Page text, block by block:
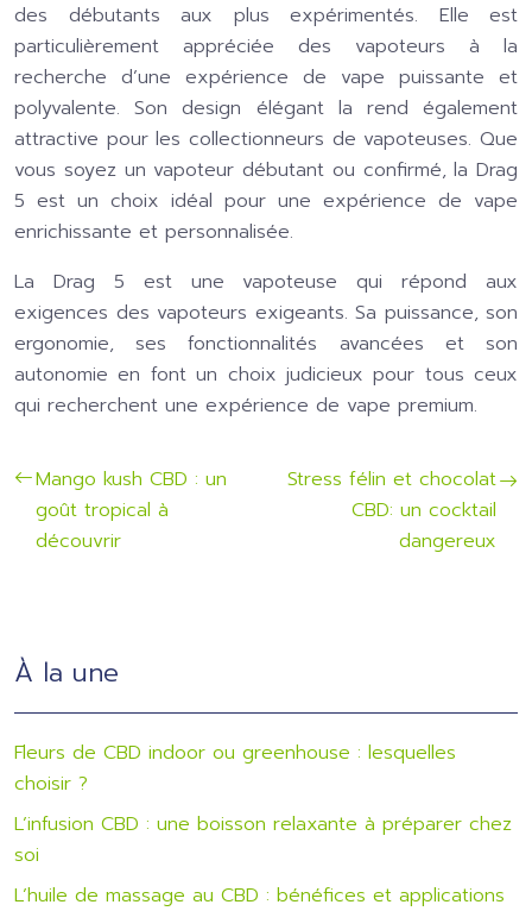
des débutants aux plus expérimentés. Elle est
particulièrement appréciée des vapoteurs à la
recherche d’une expérience de vape puissante et
polyvalente. Son design élégant la rend également
attractive pour les collectionneurs de vapoteuses. Que
vous soyez un vapoteur débutant ou confirmé, la Drag
5 est un choix idéal pour une expérience de vape
enrichissante et personnalisée.
La Drag 5 est une vapoteuse qui répond aux
exigences des vapoteurs exigeants. Sa puissance, son
ergonomie, ses fonctionnalités avancées et son
autonomie en font un choix judicieux pour tous ceux
qui recherchent une expérience de vape premium.
Mango kush CBD : un
goût tropical à
découvrir
Stress félin et chocolat
CBD: un cocktail
dangereux
À la une
Fleurs de CBD indoor ou greenhouse : lesquelles
choisir ?
L’infusion CBD : une boisson relaxante à préparer chez
soi
L’huile de massage au CBD : bénéfices et applications